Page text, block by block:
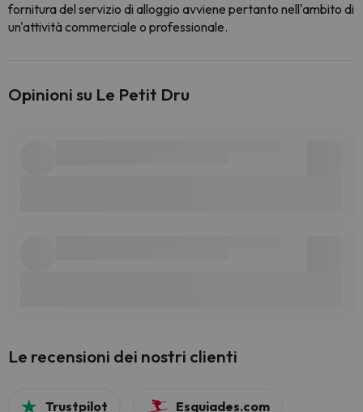
fornitura del servizio di alloggio avviene pertanto nell'ambito di
un'attività commerciale o professionale.
Opinioni su Le Petit Dru
Le recensioni dei nostri clienti
Trustpilot Esquiades.com